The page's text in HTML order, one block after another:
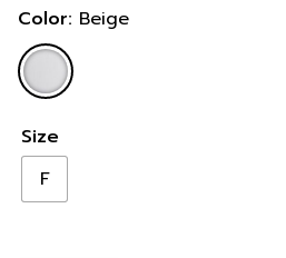
Color: Beige
Size
F